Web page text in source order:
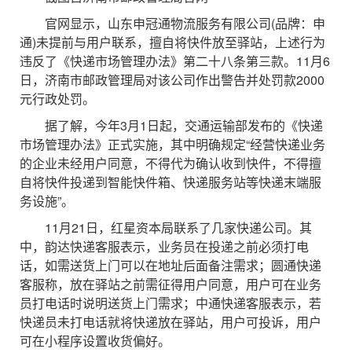
官网显示，山东申冠通物流服务有限公司(品牌：申
通)未提前与用户联系，擅自将快件放至驿站，上述行为
违反了《快递市场管理办法》第二十八条第三款。11月6
日，济南市邮政管理局对该公司作出警告并处罚款2000
元行政处罚。
据了解，今年3月1日起，交通运输部发布的《快递
市场管理办法》正式实施，其中明确规定“经营快递业务
的企业未经用户同意，不得代为确认收到快件，不得擅
自将快件投递到智能快件箱、快递服务站等快递末端服
务设施”。
11月21日，红星资本局联系了几家快递公司。其
中，韵达快递客服表示，业务员在投递之前必须打电
话，如需送货上门可以在地址后面备注需求；圆通快递
客服称，放在驿站之前需征得用户同意，用户可在业务
员打电话时说明送货上门需求；中通快递客服表示，若
快递员未打电话就将快递放在驿站，用户可投诉，用户
可在小程序设置收货偏好。